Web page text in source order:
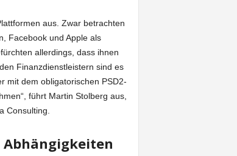
aus. Zwar betrachten
Facebook und Apple als
allerdings, dass ihnen
Finanzdienstleistern sind es
mit dem obligatorischen PSD2-
führt Martin Stolberg aus,
Consulting.
Abhängigkeiten